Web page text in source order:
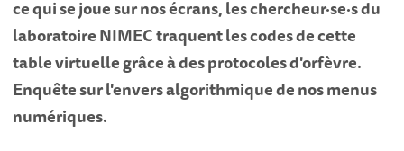
ce qui se joue sur nos écrans, les chercheur·se·s du
laboratoire NIMEC traquent les codes de cette
table virtuelle grâce à des protocoles d'orfèvre.
Enquête sur l'envers algorithmique de nos menus
numériques.